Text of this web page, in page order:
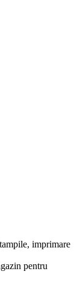
imprimare
pentru